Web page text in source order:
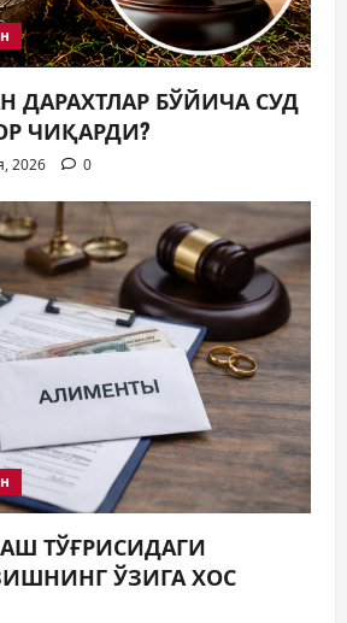
ДАРАХТЛАР БЎЙИЧА СУД
ЧИҚАРДИ?
2026 0
ТЎҒРИСИДАГИ
ЎЗИГА ХОС